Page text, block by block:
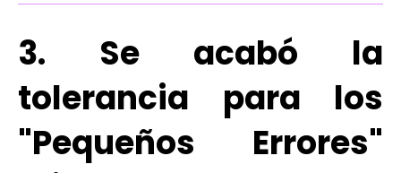
3. Se acabó la
tolerancia para los
"Pequeños Errores"